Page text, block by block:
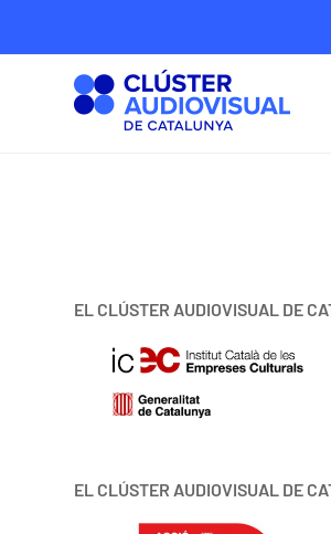
EL CLÚSTER AUDIOVISUAL DE
EL CLÚSTER AUDIOVISUAL DE